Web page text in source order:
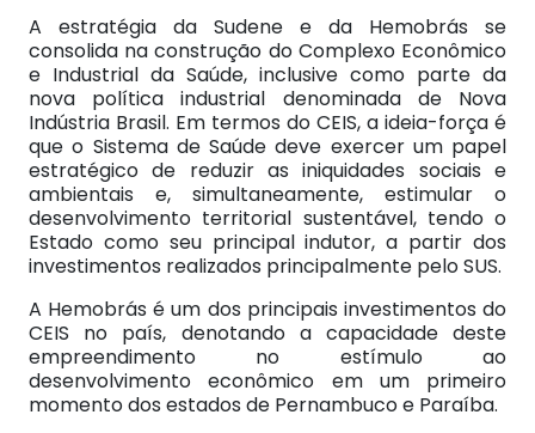
A estratégia da Sudene e da Hemobrás se
consolida na construção do Complexo Econômico
e Industrial da Saúde, inclusive como parte da
nova política industrial denominada de Nova
Indústria Brasil. Em termos do CEIS, a ideia-força é
que o Sistema de Saúde deve exercer um papel
estratégico de reduzir as iniquidades sociais e
ambientais e, simultaneamente, estimular o
desenvolvimento territorial sustentável, tendo o
Estado como seu principal indutor, a partir dos
investimentos realizados principalmente pelo SUS.
A Hemobrás é um dos principais investimentos do
CEIS no país, denotando a capacidade deste
empreendimento no estímulo ao
desenvolvimento econômico em um primeiro
momento dos estados de Pernambuco e Paraíba.